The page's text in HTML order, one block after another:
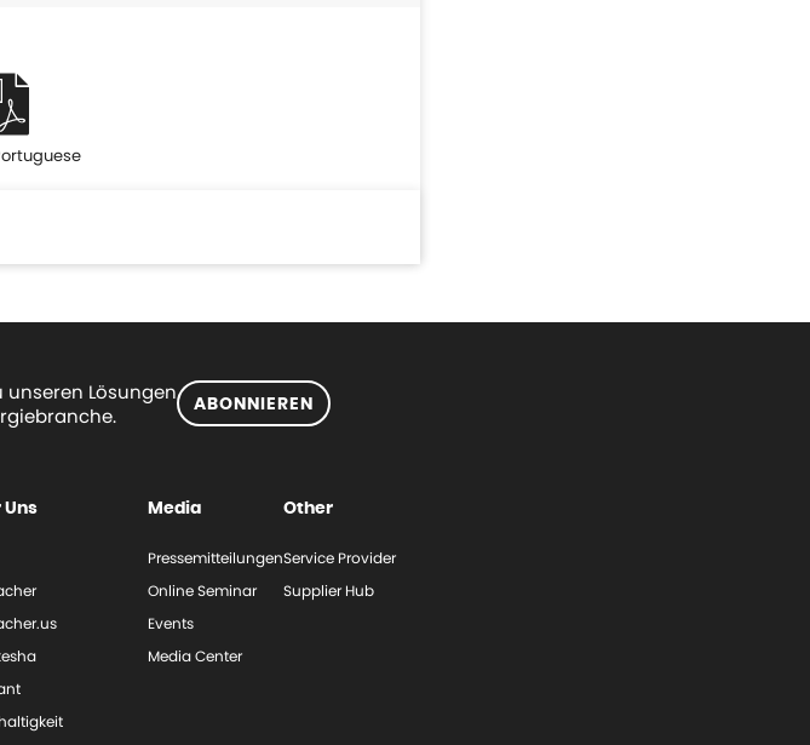
Lösungen
ABONNIEREN
Uns Media
Pressemitteilungen
Online Seminar
Events
Media Center
Other
Service Provider
Supplier Hub